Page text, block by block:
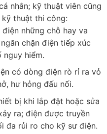
nhân; kỹ thuật viên cũng
thuật thi công:
những chỗ hay va
chặn điện tiếp xúc
hiểm.
có dòng điện rò rỉ ra vỏ
hư hỏng đấu nối.
bị khi lắp đặt hoặc sửa
ra; điện được truyền
đa rủi ro cho kỹ sư điện.